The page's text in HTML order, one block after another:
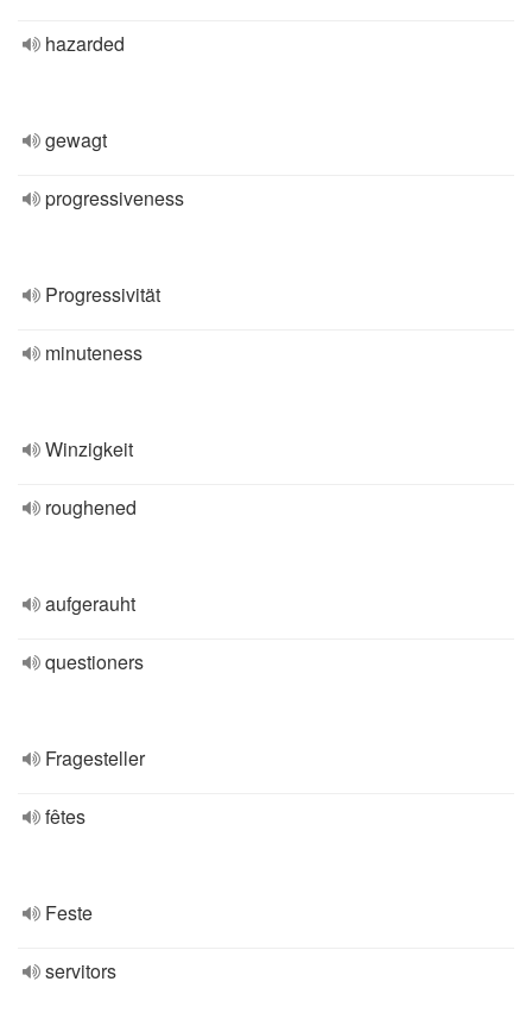
hazarded
gewagt
progressiveness
Progressivität
minuteness
Winzigkeit
roughened
aufgerauht
questioners
Fragesteller
fêtes
Feste
servitors